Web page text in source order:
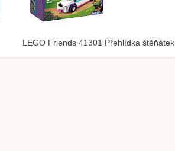
LEGO Friends 41301 Přehlídka štěňátek